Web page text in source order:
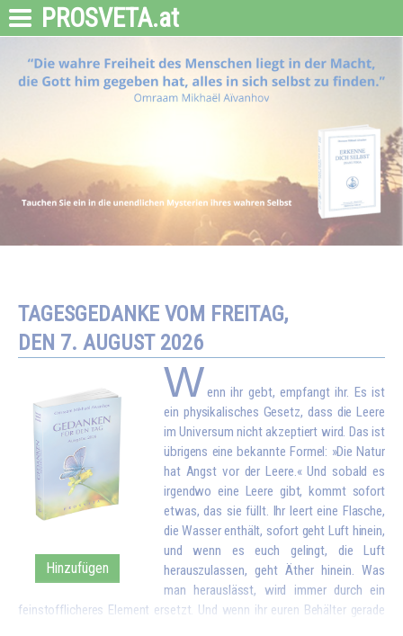
PROSVETA.at
TAGESGEDANKE VOM FREITAG,
DEN 7. AUGUST 2026
Hinzufügen
Wenn ihr gebt, empfangt ihr. Es ist
ein physikalisches Gesetz, dass die Leere
im Universum nicht akzeptiert wird. Das ist
übrigens eine bekannte Formel: »Die Natur
hat Angst vor der Leere.« Und sobald es
irgendwo eine Leere gibt, kommt sofort
etwas, das sie füllt. Ihr leert eine Flasche,
die Wasser enthält, sofort geht Luft hinein,
und wenn es euch gelingt, die Luft
herauszulassen, geht Äther hinein. Was
man herauslässt, wird immer durch ein
feinstofflicheres Element ersetzt. Und wenn ihr euren Behälter gerade